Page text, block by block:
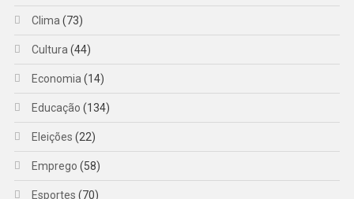
Clima (73)
Cultura (44)
Economia (14)
Educação (134)
Eleições (22)
Emprego (58)
Esportes (70)